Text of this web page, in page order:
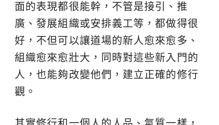
面的表現都很能幹，不管是接引、推
廣、發展組織或安排義工等，都做得很
好，不但可以讓道場的新人愈來愈多、
組織愈來愈壯大，同時對這些新入門的
人，也能夠改變他們，建立正確的修行
觀。